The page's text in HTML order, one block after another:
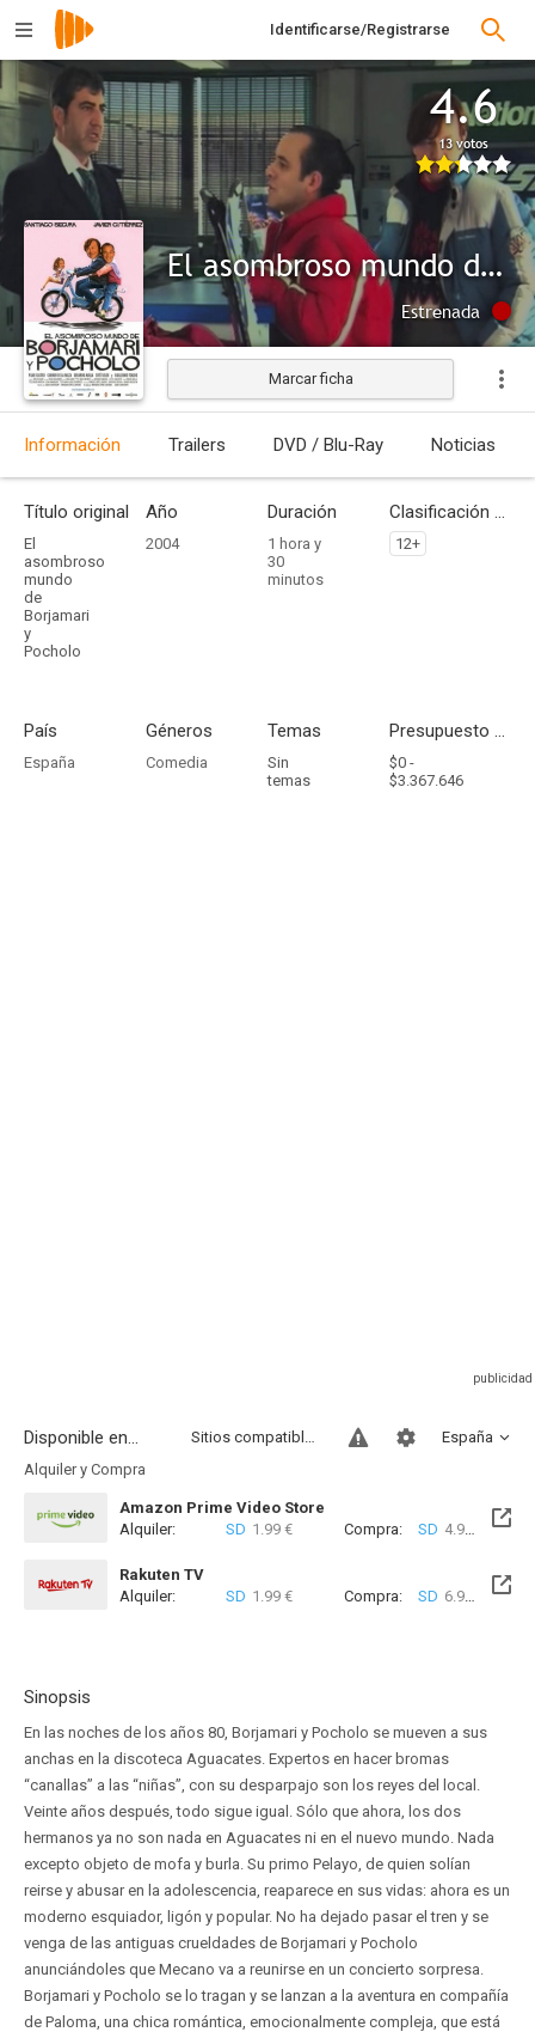
Identificarse/Registrarse
4.6
13 votos
El asombroso mundo de Borjamari y Pocholo
Estrenada
Marcar ficha
Información Trailers DVD / Blu-Ray Noticias
Título original
El
asombroso
mundo
de
Borjamari
y
Pocholo
Año
2004
Duración
1 hora y
30
minutos
Clasificación por edades
12+
País
España
Géneros
Comedia
Temas
Sin
temas
Presupuesto - Ingresos
$0 -
$3.367.646
Disponible en... España
Sitios compatibles
Alquiler y Compra
Amazon Prime Video Store
Alquiler:
SD 1.99 € Compra: SD 4.99 €
Rakuten TV
Alquiler:
SD 1.99 € Compra: SD 6.99 €
Sinopsis
En las noches de los años 80, Borjamari y Pocholo se mueven a sus
anchas en la discoteca Aguacates. Expertos en hacer bromas
“canallas” a las “niñas”, con su desparpajo son los reyes del local.
Veinte años después, todo sigue igual. Sólo que ahora, los dos
hermanos ya no son nada en Aguacates ni en el nuevo mundo. Nada
excepto objeto de mofa y burla. Su primo Pelayo, de quien solían
reirse y abusar en la adolescencia, reaparece en sus vidas: ahora es un
moderno esquiador, ligón y popular. No ha dejado pasar el tren y se
venga de las antiguas crueldades de Borjamari y Pocholo
anunciándoles que Mecano va a reunirse en un concierto sorpresa.
Borjamari y Pocholo se lo tragan y se lanzan a la aventura en compañía
de Paloma, una chica romántica, emocionalmente compleja, que está